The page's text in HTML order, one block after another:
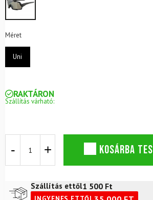
értékelés
Méret
Uni
RAKTÁRON
Szállítás várható:
ALPINA
Fekete
KOSÁRBA
Szállítás ettől1 500 Ft